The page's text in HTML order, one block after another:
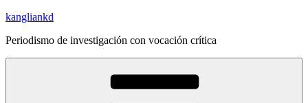
Saltar
contenido
kangliankd
Periodismo de investigación con vocación crítica